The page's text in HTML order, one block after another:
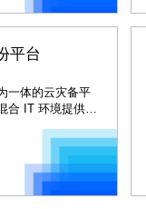
平台
一体的云灾备平
合 IT 环境提供统